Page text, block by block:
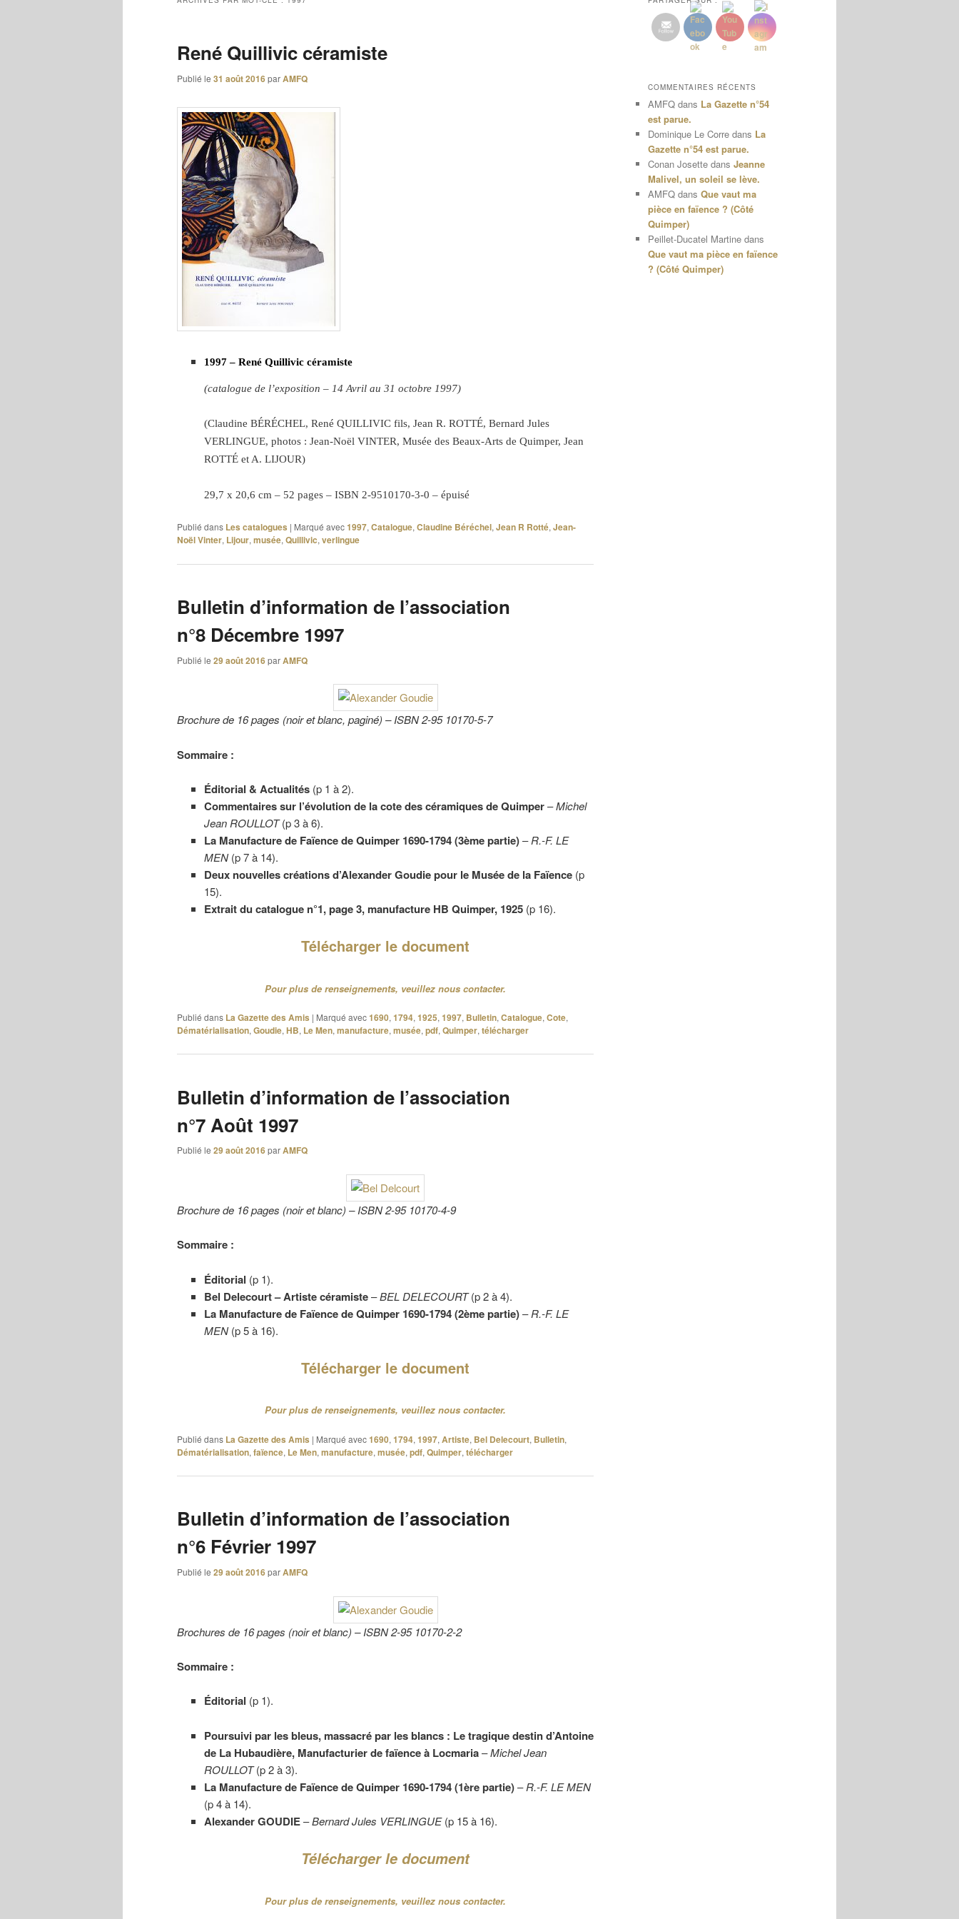
René Quillivic céramiste
Publié le 31 août 2016parAMFQ
1997 – René Quillivic céramiste
(catalogue de l’exposition – 14 Avril au 31 octobre 1997)
(Claudine BÉRÉCHEL, René QUILLIVIC fils, Jean R. ROTTÉ, Bernard Jules
VERLINGUE, photos : Jean-Noël VINTER, Musée des Beaux-Arts de Quimper, Jean
ROTTÉ et A. LIJOUR)
29,7 x 20,6 cm – 52 pages – ISBN 2-9510170-3-0 – épuisé
Publié dans Les catalogues | Marqué avec1997, Catalogue, Claudine Béréchel, Jean R Rotté, Jean-
Noël Vinter, Lijour, musée, Quillivic, verlingue
Bulletin d’information de l’association
n°8 Décembre 1997
Publié le 29 août 2016parAMFQ
Brochure de 16 pages (noir et blanc, paginé) – ISBN 2-95 10170-5-7
Sommaire :
Éditorial & Actualités(p 1 à 2).
Commentaires sur l’évolution de la cote des céramiques de Quimper–Michel
Jean ROULLOT(p 3 à 6).
La Manufacture de Faïence de Quimper 1690-1794 (3ème partie)–R.-F. LE
MEN(p 7 à 14).
Deux nouvelles créations d’Alexander Goudie pour le Musée de la Faïence (p
15).
Extrait du catalogue n°1, page 3, manufacture HB Quimper, 1925 (p 16).
Télécharger le document
Pour plus de renseignements, veuillez nous contacter.
Publié dans La Gazette des Amis | Marqué avec1690, 1794, 1925, 1997, Bulletin, Catalogue, Cote,
Dématérialisation, Goudie, HB, Le Men, manufacture, musée, pdf, Quimper, télécharger
Bulletin d’information de l’association
n°7 Août 1997
Publié le 29 août 2016parAMFQ
Brochure de 16 pages (noir et blanc) – ISBN 2-95 10170-4-9
Sommaire :
Éditorial (p 1).
Bel Delecourt – Artiste céramiste–BEL DELECOURT(p 2 à 4).
La Manufacture de Faïence de Quimper 1690-1794 (2ème partie)–R.-F. LE
MEN(p 5 à 16).
Télécharger le document
Pour plus de renseignements, veuillez nous contacter.
Publié dans La Gazette des Amis | Marqué avec1690, 1794, 1997, Artiste, Bel Delecourt, Bulletin,
Dématérialisation, faïence, Le Men, manufacture, musée, pdf, Quimper, télécharger
Bulletin d’information de l’association
n°6 Février 1997
Publié le 29 août 2016parAMFQ
Brochures de 16 pages (noir et blanc) – ISBN 2-95 10170-2-2
Sommaire :
Éditorial (p 1).
Poursuivi par les bleus, massacré par les blancs : Le tragique destin d’Antoine
de La Hubaudière, Manufacturier de faïence à Locmaria–Michel Jean
ROULLOT(p 2 à 3).
La Manufacture de Faïence de Quimper 1690-1794 (1ère partie)–R.-F. LE MEN
(p 4 à 14).
Alexander GOUDIE–Bernard Jules VERLINGUE(p 15 à 16).
Télécharger le document
Pour plus de renseignements, veuillez nous contacter.
COMMENTAIRES RÉCENTS
AMFQ dans La Gazette n°54
est parue.
Dominique Le Corre dans La
Gazette n°54 est parue.
Conan Josette dans Jeanne
Malivel, un soleil se lève.
AMFQ dans Que vaut ma
pièce en faïence ? (Côté
Quimper)
Peillet-Ducatel Martine dans
Que vaut ma pièce en faïence
? (Côté Quimper)